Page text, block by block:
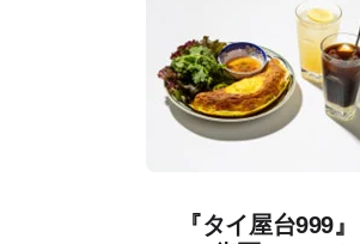
『タイ屋台999』